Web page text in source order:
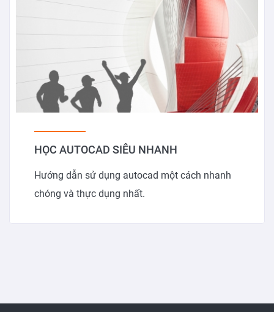
HỌC AUTOCAD SIÊU NHANH
Hướng dẫn sử dụng autocad một cách nhanh
chóng và thực dụng nhất.